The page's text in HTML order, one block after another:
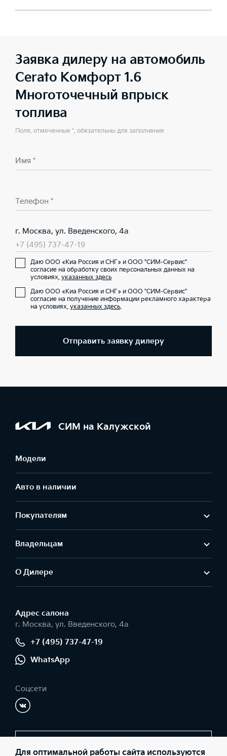
Заявка дилеру на автомобиль
Cerato Комфорт 1.6
Многоточечный впрыск
топлива
Поля, отмеченные *, обязательны для заполнения
Имя *
Телефон *
г. Москва, ул. Введенского, 4а
+7 (495) 737-47-19
Даю ООО «Киа Россия и СНГ» и ООО "СИМ-Сервис"
согласие на обработку своих персональных данных на
условиях, указанных здесь
Даю ООО «Киа Россия и СНГ» и ООО "СИМ-Сервис"
согласие на получение информации рекламного характера
на условиях, указанных здесь.
Отправить заявку дилеру
СИМ на Калужской
Модели
Авто в наличии
Покупателям
Владельцам
О Дилере
Адрес салонa
г. Москва, ул. Введенского, 4а
+7 (495) 737-47-19
WhatsApp
Соцсети
Для оптимальной работы сайта используются